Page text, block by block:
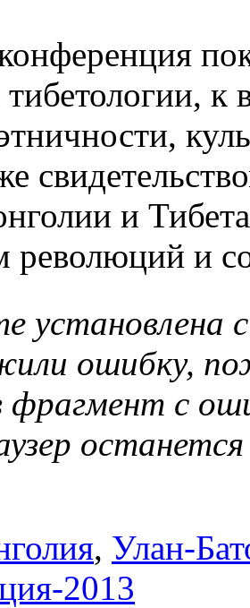
к
и
революций и
установлена
ошибку,
фрагмент с
, Улан-
2013